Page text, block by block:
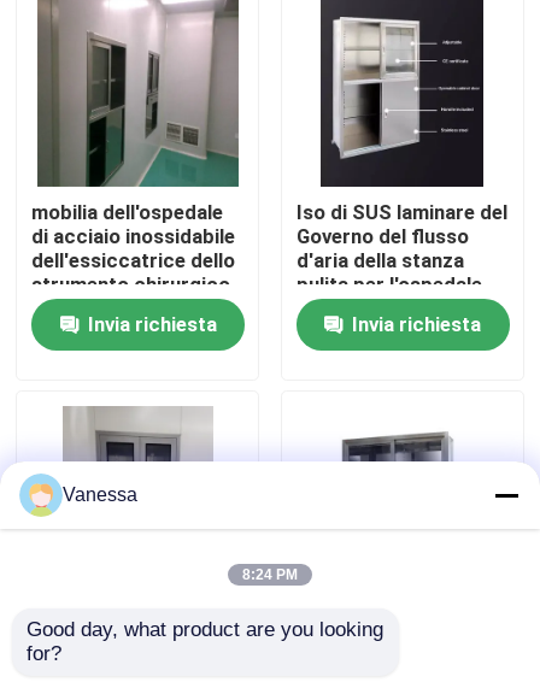
Circa noi
Giro della fabbrica
Controllo di qualità
Notizie
Casi
mobilia dell'ospedale
di acciaio inossidabile
dell'essiccatrice dello
strumento chirurgico
di 0.5mm
Invia richiesta
Iso di SUS laminare del
Governo del flusso
d'aria della stanza
pulita per l'ospedale
Invia richiesta
Governo medico
300mm RoHS di
201 altezza medica
Vanessa
8:24 PM
Good day, what product are you looking
for?